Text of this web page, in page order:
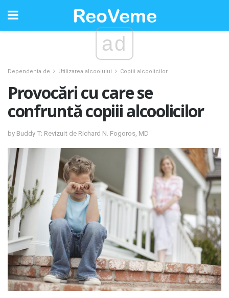
ad
Dependenta de Utilizarea alcoolului Copiii alcoolicilor
Provocări cu care se
confruntă copiii alcoolicilor
by Buddy T; Revizuit de Richard N. Fogoros, MD